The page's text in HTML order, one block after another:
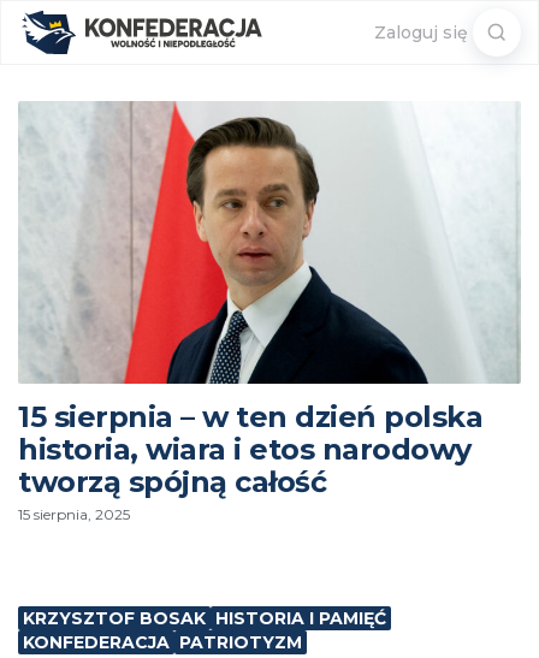
Zaloguj się
15 sierpnia – w ten dzień polska
historia, wiara i etos narodowy
tworzą spójną całość
15 sierpnia, 2025
KRZYSZTOF BOSAK HISTORIA I PAMIĘĆ
KONFEDERACJA PATRIOTYZM